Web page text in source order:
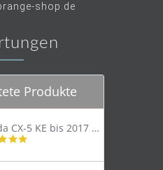
shop.de
Produkte
Mazda CX-5 KE bis 2017 Trittschutzleiste Edelstahl original
4.8
rating